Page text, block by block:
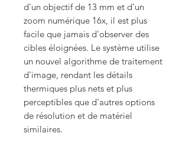
d'un objectif de 13 mm et d'un
zoom numérique 16x, il est plus
facile que jamais d'observer des
cibles éloignées. Le système utilise
un nouvel algorithme de traitement
d'image, rendant les détails
thermiques plus nets et plus
perceptibles que d'autres options
de résolution et de matériel
similaires.